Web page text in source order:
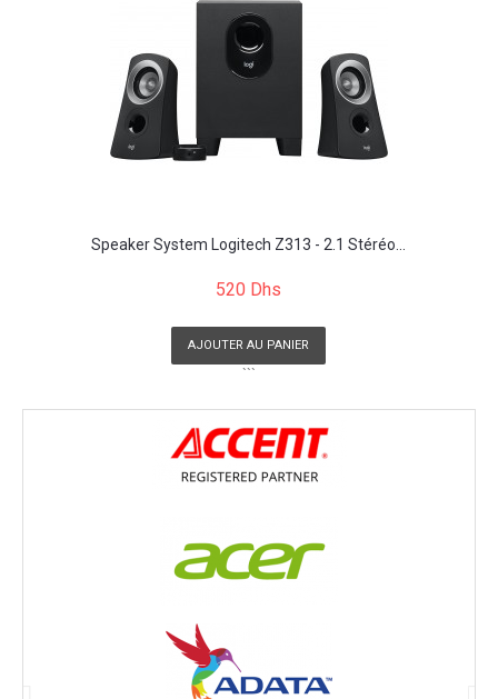
Speaker System Logitech Z313 - 2.1 Stéréo...
520 Dhs
AJOUTER AU PANIER
```